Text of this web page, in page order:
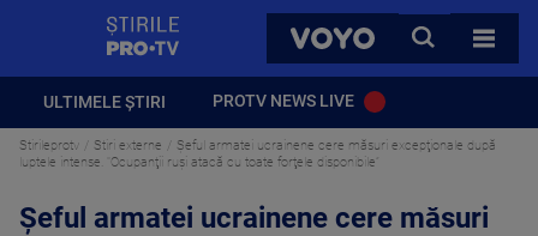
VOYO
CAUTA
TOATE
ULTIMELE ȘTIRI PROTV NEWS LIVE
Stirileprotv Stiri externe
Şeful armatei ucrainene cere măsuri excepţionale după
luptele intense. "Ocupanţii ruşi atacă cu toate forţele disponibile”
Şeful armatei ucrainene cere măsuri